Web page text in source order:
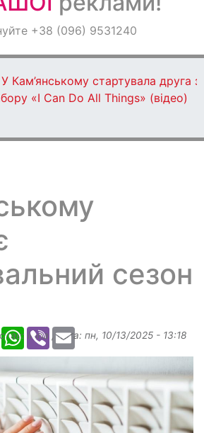
+38 (096) 9531240
У Кам’янському стартувала друга
«I Can Do All Things» (відео)
сезон
WhatsApp
ViberEmail
ilona , дата: пн, 10/13/2025 - 13:18